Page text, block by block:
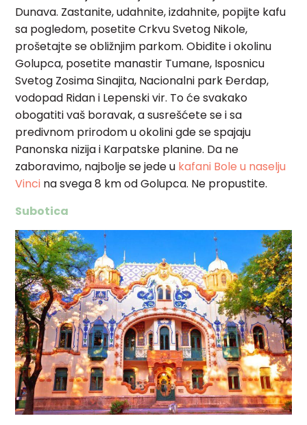
Dunava. Zastanite, udahnite, izdahnite, popijte kafu
sa pogledom, posetite Crkvu Svetog Nikole,
prošetajte se obližnjim parkom. Obiđite i okolinu
Golupca, posetite manastir Tumane, Isposnicu
Svetog Zosima Sinajita, Nacionalni park Đerdap,
vodopad Ridan i Lepenski vir. To će svakako
obogatiti vaš boravak, a susrešćete se i sa
predivnom prirodom u okolini gde se spajaju
Panonska nizija i Karpatske planine. Da ne
zaboravimo, najbolje se jede u kafani Bole u naselju
Vinci na svega 8 km od Golupca. Ne propustite.
Subotica